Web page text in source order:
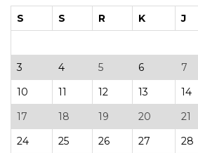
S S R K J
3
4 5 6 7
10
11 12 13 14
17
18 19 20 21
24
25 26 27 28